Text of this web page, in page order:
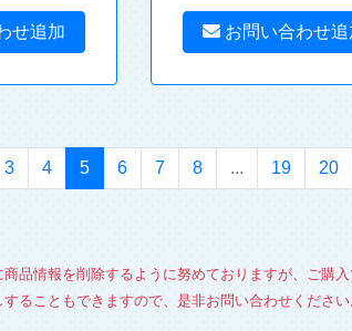
せ追加 お問い合わせ追
3 4 5 6 7 8 ... 19 20
品情報を削除するように努めておりますが、ご購入
ることもできますので、是非お問い合わせください